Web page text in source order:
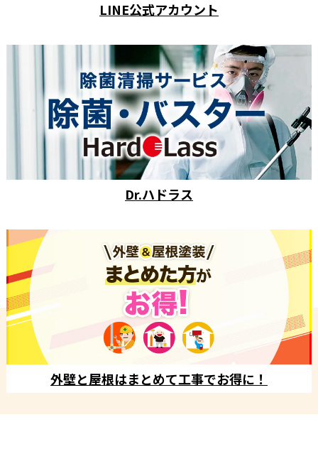
LINE公式アカウント
Dr.ハドラス
外壁と屋根はまとめて工事でお得に！